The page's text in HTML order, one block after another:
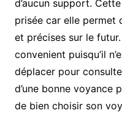
d’aucun support.
prisée car elle permet
et précises sur le
convenient puisqu’il
déplacer pour
d’une bonne voyance
de bien choisir son